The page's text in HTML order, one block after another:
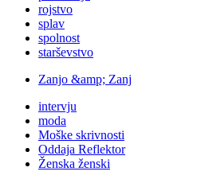
rojstvo
splav
spolnost
starševstvo
Zanjo &amp; Zanj
intervju
moda
Moške skrivnosti
Oddaja Reflektor
Ženska ženski